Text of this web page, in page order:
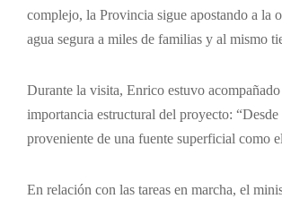
complejo, la Provincia sigue apostando a la
agua segura a miles de familias y al mismo
Durante la visita, Enrico estuvo
importancia estructural del proyecto:
proveniente de una fuente superficial como
En relación con las tareas en marcha, el